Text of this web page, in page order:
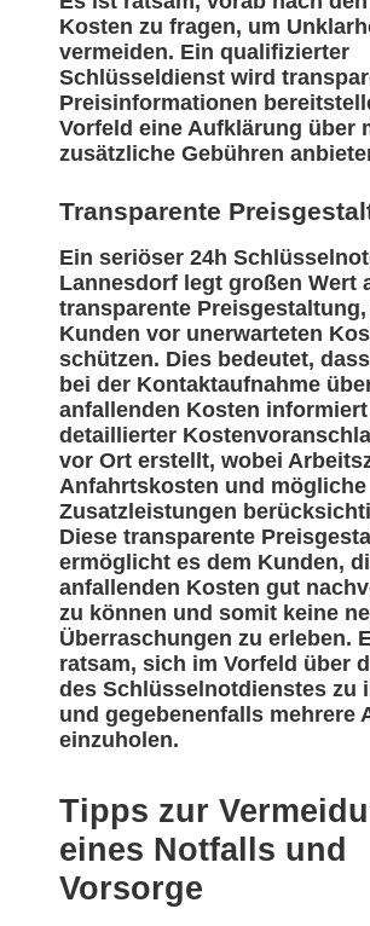
Kosten zu fragen, um
vermeiden. Ein qualifizierter
Schlüsseldienst wird
Preisinformationen
Vorfeld eine Aufklärung über
zusätzliche Gebühren
Transparente
Ein seriöser 24h
Lannesdorf legt großen Wert
transparente Preisgestaltung,
Kunden vor unerwarteten
schützen. Dies bedeutet,
bei der Kontaktaufnahme
anfallenden Kosten
detaillierter
vor Ort erstellt, wobei
Anfahrtskosten und mögliche
Zusatzleistungen
Diese transparente
ermöglicht es dem Kunden,
anfallenden Kosten gut
zu können und somit keine
Überraschungen zu erleben.
ratsam, sich im Vorfeld über
des Schlüsselnotdienstes zu
und gegebenenfalls mehrere
einzuholen.
Tipps zur
eines Notfalls und
Vorsorge